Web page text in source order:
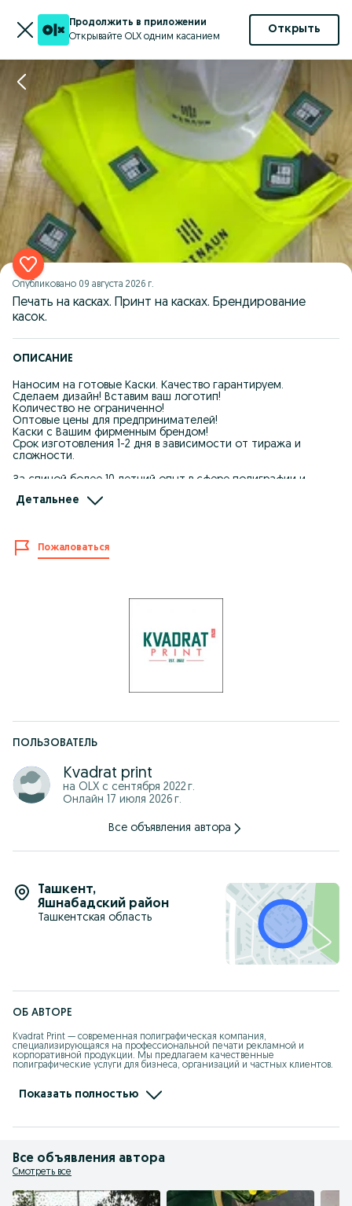
Продолжить в приложении
Открывайте OLX одним касанием
Открыть
Опубликовано 09 августа 2026 г.
Печать на касках. Принт на касках. Брендирование
касок.
ОПИСАНИЕ
Наносим на готовые Каски. Качество гарантируем.
Сделаем дизайн! Вставим ваш логотип!
Количество не ограниченно!
Оптовые цены для предпринимателей!
Каски с Вашим фирменным брендом!
Срок изготовления 1-2 дня в зависимости от тиража и
сложности.
За спиной более 10 летний опыт в сфере полиграфии и
Работаем в режиме онлайн офлайн 09.00-21.00
Доставка бесплатно по ташкенту
Детальнее
Пожаловаться
ПОЛЬЗОВАТЕЛЬ
Kvadrat print
на OLX с сентября 2022 г.
Онлайн 17 июля 2026 г.
Все объявления автора
Ташкент,
Яшнабадский район
Ташкентская область
ОБ АВТОРЕ
Kvadrat Print — современная полиграфическая компания,
специализирующаяся на профессиональной печати рекламной и
корпоративной продукции. Мы предлагаем качественные
полиграфические услуги для бизнеса, организаций и частных клиентов.
до готовой печатной продукции. Используем современное
оборудование и качественные материалы, что позволяет гарантировать
Показать полностью
Все объявления автора
Смотреть все